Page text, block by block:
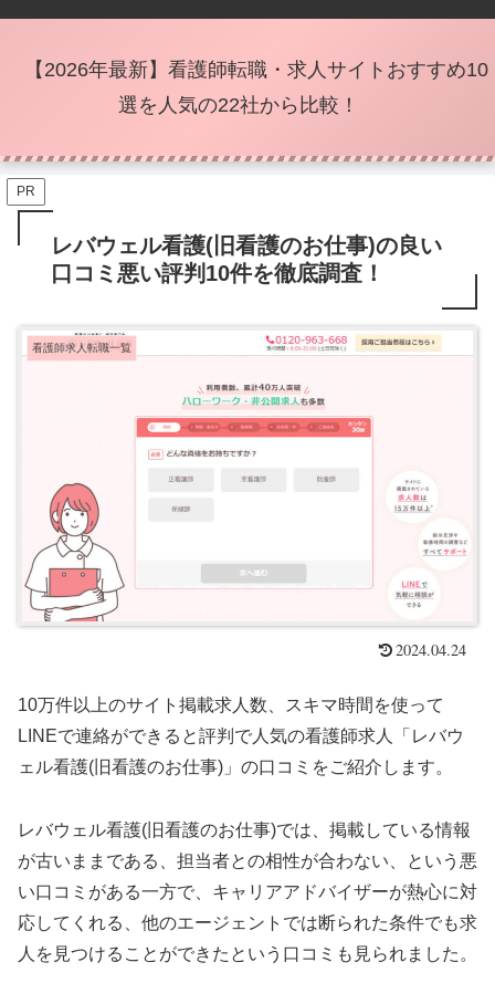
【2026年最新】看護師転職・求人サイトおすすめ10
選を人気の22社から比較！
PR
レバウェル看護(旧看護のお仕事)の良い
口コミ悪い評判10件を徹底調査！
看護師求人転職一覧
2024.04.24
10万件以上のサイト掲載求人数、スキマ時間を使って
LINEで連絡ができると評判で人気の看護師求人「レバウ
ェル看護(旧看護のお仕事)」の口コミをご紹介します。
レバウェル看護(旧看護のお仕事)では、掲載している情報
が古いままである、担当者との相性が合わない、という悪
い口コミがある一方で、キャリアアドバイザーが熱心に対
応してくれる、他のエージェントでは断られた条件でも求
人を見つけることができたという口コミも見られました。